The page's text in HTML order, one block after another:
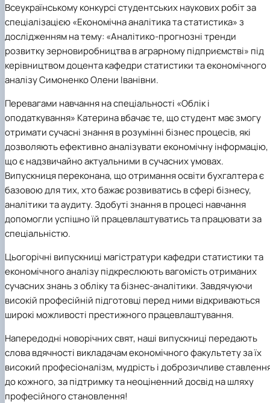
Всеукраїнському конкурсі студентських наукових робіт за
спеціалізацією «Економічна аналітика та статистика» з
дослідженням на тему: «Аналітико-прогнозні тренди
розвитку зерновиробництва в аграрному підприємстві» під
керівництвом доцента кафедри статистики та економічного
аналізу Симоненко Олени Іванівни.
Перевагами навчання на спеціальності «Облік і
оподаткування» Катерина вбачає те, що студент має змогу
отримати сучасні знання в розумінні бізнес процесів, які
дозволяють ефективно аналізувати економічну інформацію,
що є надзвичайно актуальними в сучасних умовах.
Випускниця переконана, що отримання освіти бухгалтера є
базовою для тих, хто бажає розвиватись в сфері бізнесу,
аналітики та аудиту. Здобуті знання в процесі навчання
допомогли успішно їй працевлаштуватись та працювати за
спеціальністю.
Цьогорічні випускниці магістратури кафедри статистики та
економічного аналізу підкреслюють вагомість отриманих
сучасних знань з обліку та бізнес-аналітики. Завдячуючи
високій професійній підготовці перед ними відкриваються
широкі можливості престижного працевлаштування.
Напередодні новорічних свят, наші випускниці передають
слова вдячності викладачам економічного факультету за їх
високий професіоналізм, мудрість і доброзичливе
до кожного, за підтримку та неоціненний досвід на шляху
професійного становлення!